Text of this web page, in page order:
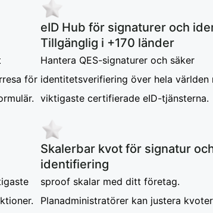
för
eID Hub för signaturer och
Tillgänglig i +170 länder
Hantera QES-signaturer och säker
identitetsverifiering över hela världen
viktigaste certifierade eID-tjänsterna.
Skalerbar kvot för signatur
identifiering
sproof skalar med ditt företag.
Planadministratörer kan justera